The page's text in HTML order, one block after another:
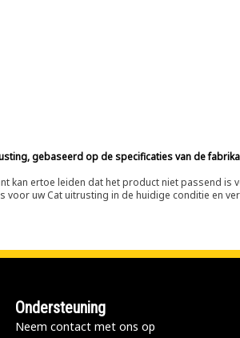
gebaseerd op de specificaties van de
kan ertoe leiden dat het product niet passend
uw Cat uitrusting in de huidige conditie en
Ondersteuning
Neem contact met ons op